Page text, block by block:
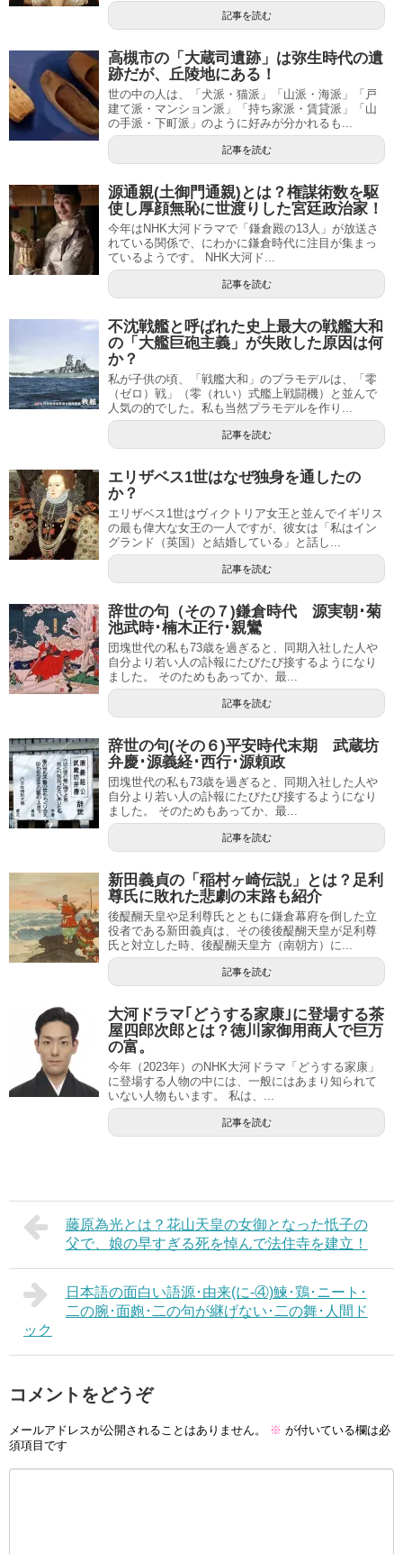
記事を読む
高槻市の「大蔵司遺跡」は弥生時代の遺
跡だが、丘陵地にある！
世の中の人は、「犬派・猫派」「山派・海派」「戸
建て派・マンション派」「持ち家派・賃貸派」「山
の手派・下町派」のように好みが分かれるも...
記事を読む
源通親(土御門通親)とは？権謀術数を駆
使し厚顔無恥に世渡りした宮廷政治家！
今年はNHK大河ドラマで「鎌倉殿の13人」が放送さ
れている関係で、にわかに鎌倉時代に注目が集まっ
ているようです。 NHK大河ド...
記事を読む
不沈戦艦と呼ばれた史上最大の戦艦大和
の「大艦巨砲主義」が失敗した原因は何
か？
私が子供の頃、「戦艦大和」のプラモデルは、「零
（ゼロ）戦」（零（れい）式艦上戦闘機）と並んで
人気の的でした。私も当然プラモデルを作り...
記事を読む
エリザベス1世はなぜ独身を通したの
か？
エリザベス1世はヴィクトリア女王と並んでイギリス
の最も偉大な女王の一人ですが、彼女は「私はイン
グランド（英国）と結婚している」と話し...
記事を読む
辞世の句（その７)鎌倉時代 源実朝･菊
池武時･楠木正行･親鸞
団塊世代の私も73歳を過ぎると、同期入社した人や
自分より若い人の訃報にたびたび接するようになり
ました。 そのためもあってか、最...
記事を読む
辞世の句(その６)平安時代末期 武蔵坊
弁慶･源義経･西行･源頼政
団塊世代の私も73歳を過ぎると、同期入社した人や
自分より若い人の訃報にたびたび接するようになり
ました。 そのためもあってか、最...
記事を読む
新田義貞の「稲村ヶ崎伝説」とは？足利
尊氏に敗れた悲劇の末路も紹介
後醍醐天皇や足利尊氏とともに鎌倉幕府を倒した立
役者である新田義貞は、その後後醍醐天皇が足利尊
氏と対立した時、後醍醐天皇方（南朝方）に...
記事を読む
大河ドラマ｢どうする家康｣に登場する茶
屋四郎次郎とは？徳川家御用商人で巨万
の富。
今年（2023年）のNHK大河ドラマ「どうする家康」
に登場する人物の中には、一般にはあまり知られて
いない人物もいます。 私は、...
記事を読む
藤原為光とは？花山天皇の女御となった忯子の
父で、娘の早すぎる死を悼んで法住寺を建立！
日本語の面白い語源･由来(に-④)鰊･鶏･ニート･
二の腕･面皰･二の句が継げない･二の舞･人間ド
ック
コメントをどうぞ
メールアドレスが公開されることはありません。 ※ が付いている欄は必
須項目です